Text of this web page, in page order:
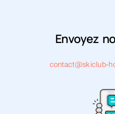
Envoyez
contact@skiclub-